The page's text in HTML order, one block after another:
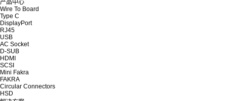
产品中心
Wire To Board
Type C
DisplayPort
RJ45
USB
AC Socket
D-SUB
HDMI
SCSI
Mini Fakra
FAKRA
Circular Connectors
HSD